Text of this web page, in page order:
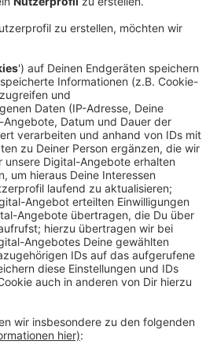
besonders schweren
Haft verurteilt. Drei
2007 in Neuss und Krefeld.
zwei Jahre Haft hinzu. Es
Diebstähle sowie Fahren
Drogendelikte. Der Mann
heute am Bahnhof in
weil er andere Reisende
nahmen den Mann fest
später für drei Jahre in ein
22.08.2023 15:13